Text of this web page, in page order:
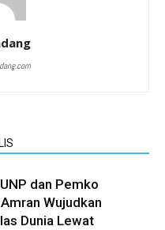
dan Pemko
Wujudkan
Dunia Lewat